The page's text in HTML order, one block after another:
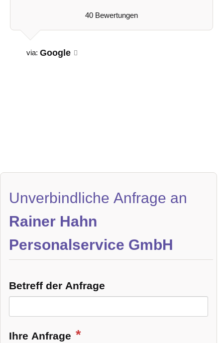
40 Bewertungen
via: Google
Unverbindliche Anfrage an
Rainer Hahn
Personalservice GmbH
Betreff der Anfrage
Ihre Anfrage